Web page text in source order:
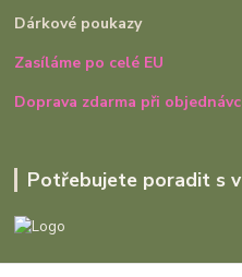
Dárkové poukazy
Zasíláme po celé EU
Doprava zdarma při
Potřebujete poradit s